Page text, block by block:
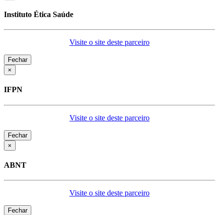
Instituto Ética Saúde
Visite o site deste parceiro
Fechar
×
IFPN
Visite o site deste parceiro
Fechar
×
ABNT
Visite o site deste parceiro
Fechar